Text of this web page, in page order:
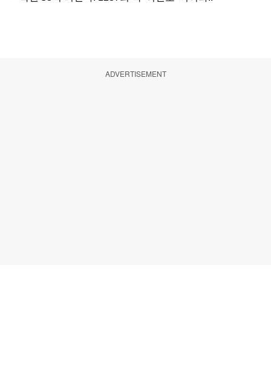
ADVERTISEMENT